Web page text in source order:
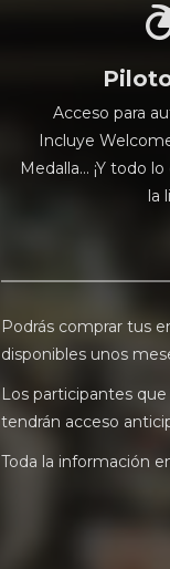
Acceso para
Incluye
Medalla... ¡Y todo
la
Podrás comprar tus
disponibles unos
Los participantes
tendrán acceso
Toda la información